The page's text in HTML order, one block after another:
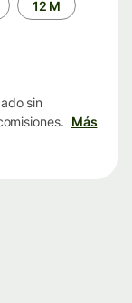
12 M
sin
Más